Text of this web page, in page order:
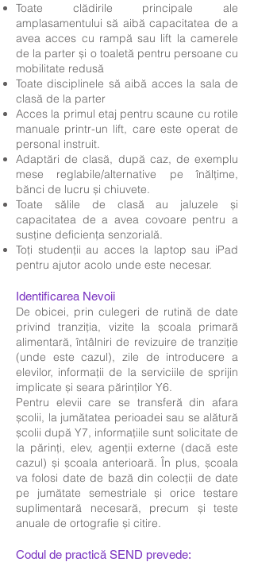
Toate clădirile principale ale
amplasamentului să aibă capacitatea de a
avea acces cu rampă sau lift la camerele
de la parter și o toaletă pentru persoane cu
mobilitate redusă
Toate disciplinele să aibă acces la sala de
clasă de la parter
Acces la primul etaj pentru scaune cu rotile
manuale printr-un lift, care este operat de
personal instruit.
Adaptări de clasă, după caz, de exemplu
mese reglabile/alternative pe înălțime,
bănci de lucru și chiuvete.
Toate sălile de clasă au jaluzele și
capacitatea de a avea covoare pentru a
susține deficiența senzorială.
Toți studenții au acces la laptop sau iPad
pentru ajutor acolo unde este necesar.
Identificarea Nevoii
De obicei, prin culegeri de rutină de date
privind tranziția, vizite la școala primară
alimentară, întâlniri de revizuire de tranziție
(unde este cazul), zile de introducere a
elevilor, informații de la serviciile de sprijin
implicate și seara părinților Y6.
Pentru elevii care se transferă din afara
școlii, la jumătatea perioadei sau se alătură
școlii după Y7, informațiile sunt solicitate de
la părinți, elev, agenții externe (dacă este
cazul) și școala anterioară. În plus, școala
va folosi date de bază din colecții de date
pe jumătate semestriale și orice testare
suplimentară necesară, precum și teste
anuale de ortografie și citire.
Codul de practică SEND prevede: